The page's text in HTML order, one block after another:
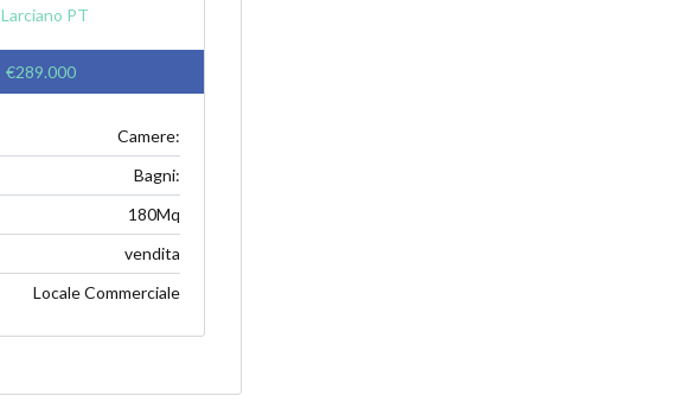
PT
€289.000
Camere:
Bagni:
180Mq
vendita
Locale Commerciale